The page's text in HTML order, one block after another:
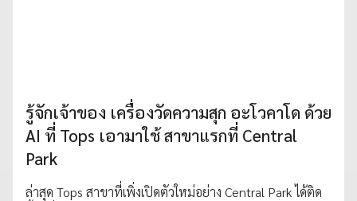
รู้จักเจ้าของ เครื่องวัดความสุก อะโวคาโด ด้วย
AI ที่ Tops เอามาใช้ สาขาแรกที่ Central
Park
ล่าสุด Tops สาขาที่เพิ่งเปิดตัวใหม่อย่าง Central Park ได้ติด